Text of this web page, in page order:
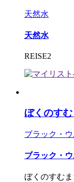
天然水
天然水
REISE2
ぼくのす
ブラック・ウ
ブラック・
ぼくのすむ